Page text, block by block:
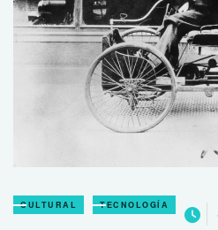
CULTURAL TECNOLOGÍA